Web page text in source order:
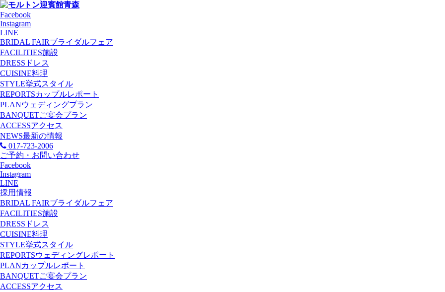
Facebook
Instagram
LINE
BRIDAL FAIRブライダルフェア
FACILITIES施設
DRESS ドレス
CUISINE料理
STYLE挙式スタイル
REPORTSカップルレポート
PLANウェディングプラン
BANQUETご宴会プラン
ACCESSアクセス
NEWS最新の情報
017-723-2006
ご予約・お問い合わせ
Facebook
Instagram
LINE
採用情報
BRIDAL FAIRブライダルフェア
FACILITIES施設
DRESS ドレス
CUISINE料理
STYLE挙式スタイル
REPORTSウェディングレポート
PLANカップルレポート
BANQUETご宴会プラン
ACCESSアクセス